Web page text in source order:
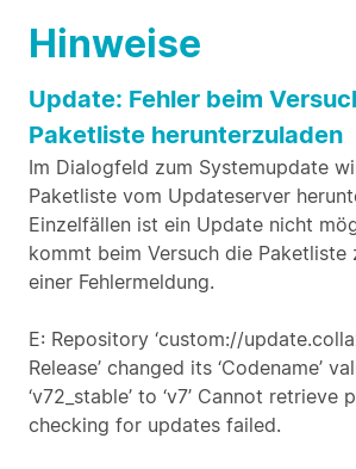
Hinweise
Update: Fehler beim
Paketliste herunterzuladen
Im Dialogfeld zum Systemupdate
Paketliste vom Updateserver
Einzelfällen ist ein Update nicht
kommt beim Versuch die Paketliste
einer Fehlermeldung.
E: Repository ‘custom://
Release’ changed its ‘Codename’
‘v72_stable’ to ‘v7’ Cannot retrieve
checking for updates failed.